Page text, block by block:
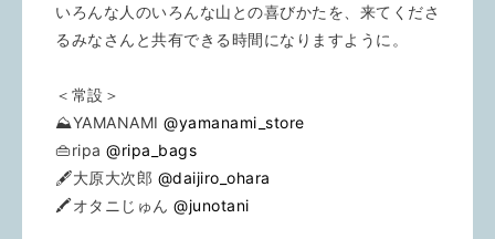
いろんな人のいろんな山との喜びかたを、来てくださ
るみなさんと共有できる時間になりますように。
＜常設＞
⛰YAMANAMI @yamanami_store
👜ripa @ripa_bags
🖋大原大次郎 @daijiro_ohara
🖍オタニじゅん @junotani